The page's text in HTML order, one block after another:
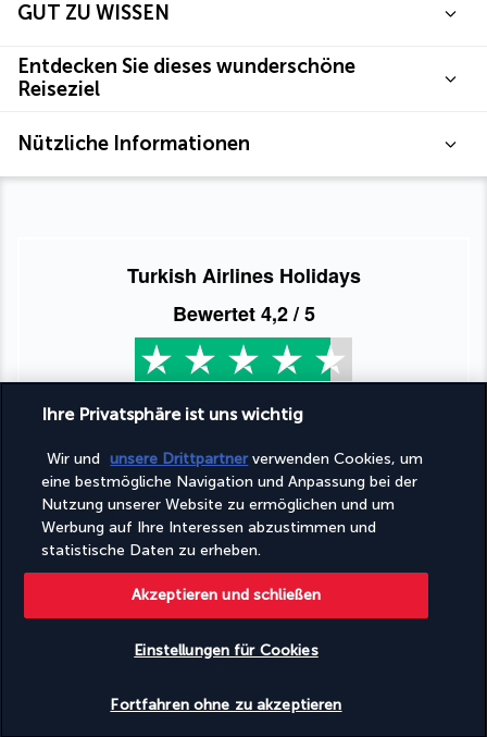
GUT ZU WISSEN
Entdecken Sie dieses wunderschöne
Reiseziel
Nützliche Informationen
Turkish Airlines Holidays
Bewertet4,2/ 5
Unsere Experten stehen Ihnen zur Seite
(+41) 315280643
Montag bis Freitag von 10 bis 20 Uhr
Ihre Privatsphäre ist uns wichtig
Wir und unsere Drittpartnerverwenden Cookies, um
eine bestmögliche Navigation und Anpassung bei der
Nutzung unserer Website zu ermöglichen und um
Werbung auf Ihre Interessen abzustimmen und
statistische Daten zu erheben.
Einstellungen für Cookies
Fortfahren ohne zu akzeptieren
Akzeptieren und schließen